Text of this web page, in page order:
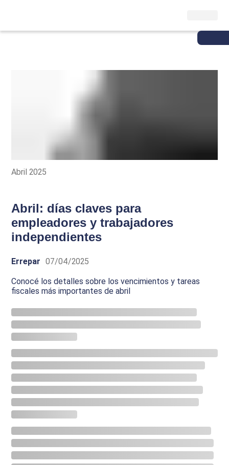
Abril 2025
Abril: días claves para
empleadores y trabajadores
independientes
Errepar 07/04/2025
Conocé los detalles sobre los vencimientos y tareas
fiscales más importantes de abril